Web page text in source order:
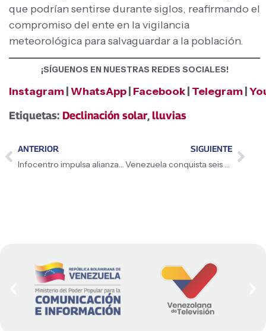
que podrían sentirse durante siglos, reafirmando el
compromiso del ente en la vigilancia
meteorológica para salvaguardar a la población.
¡SÍGUENOS EN NUESTRAS REDES SOCIALES!
Instagram WhatsApp Facebook Telegram
Etiquetas: Declinación solar,lluvias
ANTERIOR
Infocentro impulsa alianzas para promover la ciencia productiva
SIGUIENTE
Venezuela conquista seis preseas en Sudamericano de Tenis de Mesa